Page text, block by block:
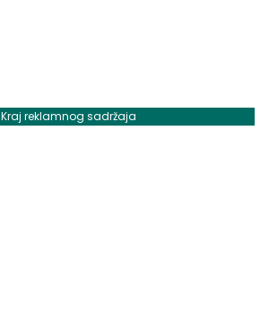
Kraj reklamnog sadržaja